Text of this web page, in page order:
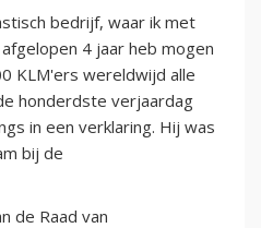
bedrijf, waar ik met
4 jaar heb mogen
KLM'ers wereldwijd alle
honderdste verjaardag
in een verklaring. Hij was
bij de
de Raad van